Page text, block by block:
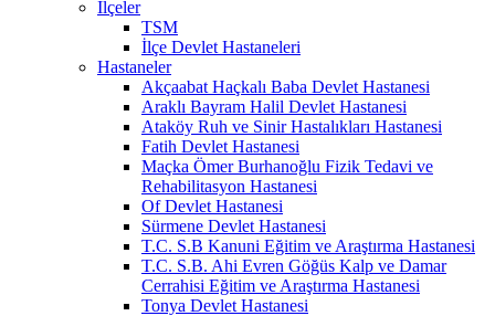
İlçeler
TSM
İlçe Devlet Hastaneleri
Hastaneler
Akçaabat Haçkalı Baba Devlet Hastanesi
Araklı Bayram Halil Devlet Hastanesi
Ataköy Ruh ve Sinir Hastalıkları Hastanesi
Fatih Devlet Hastanesi
Maçka Ömer Burhanoğlu Fizik Tedavi ve
Rehabilitasyon Hastanesi
Of Devlet Hastanesi
Sürmene Devlet Hastanesi
T.C. S.B Kanuni Eğitim ve Araştırma Hastanesi
T.C. S.B. Ahi Evren Göğüs Kalp ve Damar
Cerrahisi Eğitim ve Araştırma Hastanesi
Tonya Devlet Hastanesi